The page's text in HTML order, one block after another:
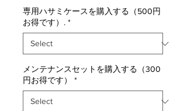
専用ハサミケースを購入する（500円
お得です）. *
メンテナンスセットを購入する（300
円お得です）
*